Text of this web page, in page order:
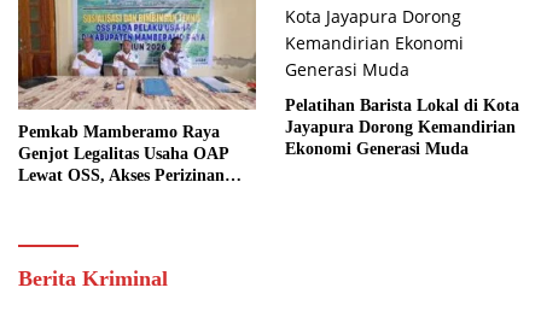
Pemkab Mamberamo Raya
Genjot Legalitas Usaha OAP
Lewat OSS, Akses Perizinan
Pelatihan Barista Lokal di Kota
Jayapura Dorong Kemandirian
Ekonomi Generasi Muda
Berita Kriminal